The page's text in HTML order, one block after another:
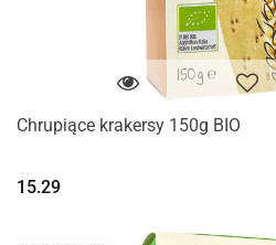
Chrupiące krakersy 150g BIO
15.29